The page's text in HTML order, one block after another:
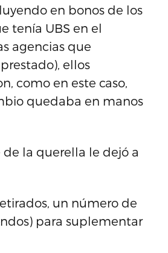
en bonos de los
tenía UBS en el
agencias que
ellos
como en este caso,
quedaba en manos
la querella le dejó a
un número de
para suplementar